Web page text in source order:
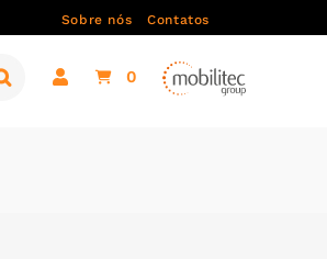
Sobre nós Contatos
0